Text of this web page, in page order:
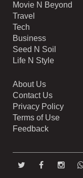
Movie N Beyond
Travel
Tech
Business
Seed N Soil
Life N Style
About Us
Contact Us
Privacy Policy
Terms of Use
Feedback